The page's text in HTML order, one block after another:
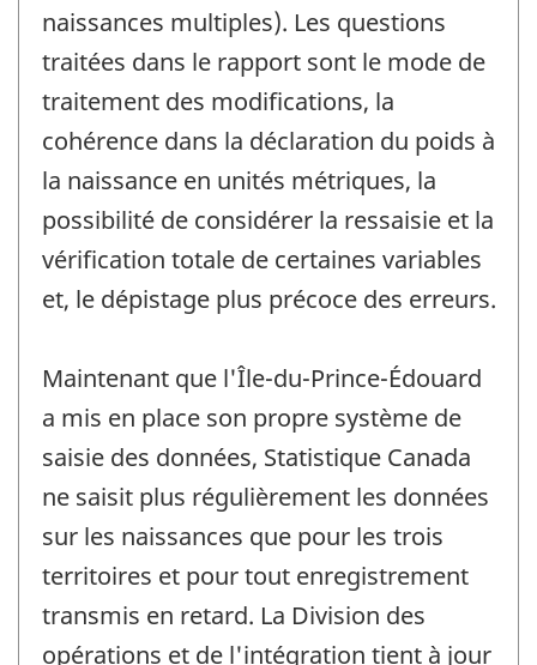
naissances multiples). Les questions
traitées dans le rapport sont le mode de
traitement des modifications, la
cohérence dans la déclaration du poids à
la naissance en unités métriques, la
possibilité de considérer la ressaisie et la
vérification totale de certaines variables
et, le dépistage plus précoce des erreurs.
Maintenant que l'Île-du-Prince-Édouard
a mis en place son propre système de
saisie des données, Statistique Canada
ne saisit plus régulièrement les données
sur les naissances que pour les trois
territoires et pour tout enregistrement
transmis en retard. La Division des
opérations et de l'intégration tient à jour